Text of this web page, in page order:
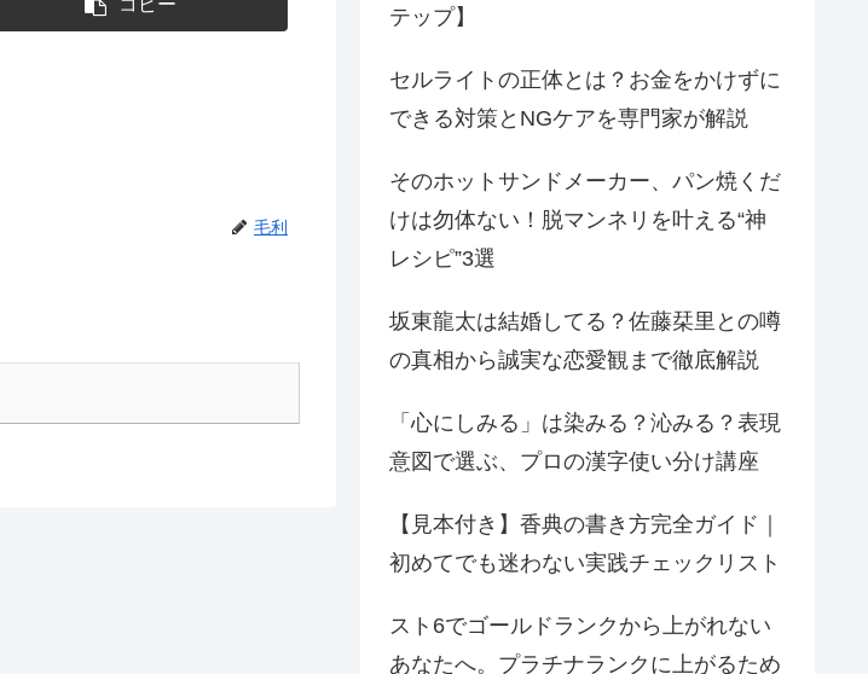
毛利
テップ】
セルライトの正体とは？お金をかけずに
できる対策とNGケアを専門家が解説
そのホットサンドメーカー、パン焼くだ
けは勿体ない！脱マンネリを叶える“神
レシピ”3選
坂東龍太は結婚してる？佐藤栞里との噂
の真相から誠実な恋愛観まで徹底解説
「心にしみる」は染みる？沁みる？表現
意図で選ぶ、プロの漢字使い分け講座
【見本付き】香典の書き方完全ガイド｜
初めてでも迷わない実践チェックリスト
スト6でゴールドランクから上がれない
あなたへ。プラチナランクに上がるため